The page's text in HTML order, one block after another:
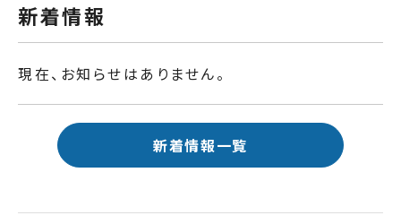
新着情報
現在、お知らせはありません。
新着情報一覧